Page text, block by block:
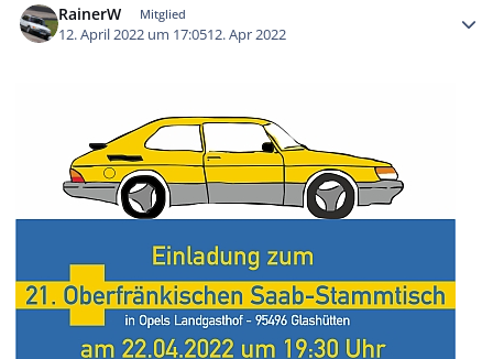
RainerW Mitglied
12. April 2022 um 17:0512. Apr 2022